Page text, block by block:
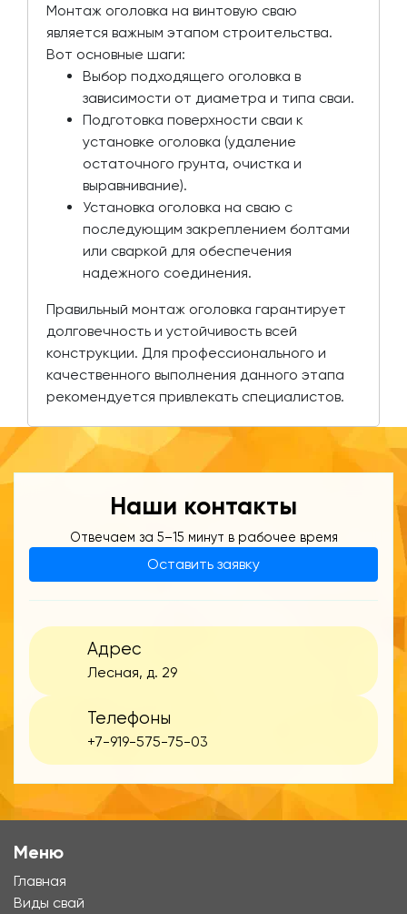
Монтаж оголовка на винтовую сваю
является важным этапом строительства.
Вот основные шаги:
Выбор подходящего оголовка в
зависимости от диаметра и типа сваи.
Подготовка поверхности сваи к
установке оголовка (удаление
остаточного грунта, очистка и
выравнивание).
Установка оголовка на сваю с
последующим закреплением болтами
или сваркой для обеспечения
надежного соединения.
Правильный монтаж оголовка гарантирует
долговечность и устойчивость всей
конструкции. Для профессионального и
качественного выполнения данного этапа
рекомендуется привлекать специалистов.
Наши контакты
Отвечаем за 5–15 минут в рабочее время
Оставить заявку
Адрес
Лесная, д. 29
Телефоны
+7-919-575-75-03
Меню
Главная
Виды свай